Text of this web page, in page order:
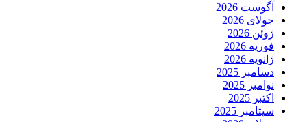
آگوست 2026
جولای 2026
ژوئن 2026
فوریه 2026
ژانویه 2026
دسامبر 2025
نوامبر 2025
اکتبر 2025
سپتامبر 2025